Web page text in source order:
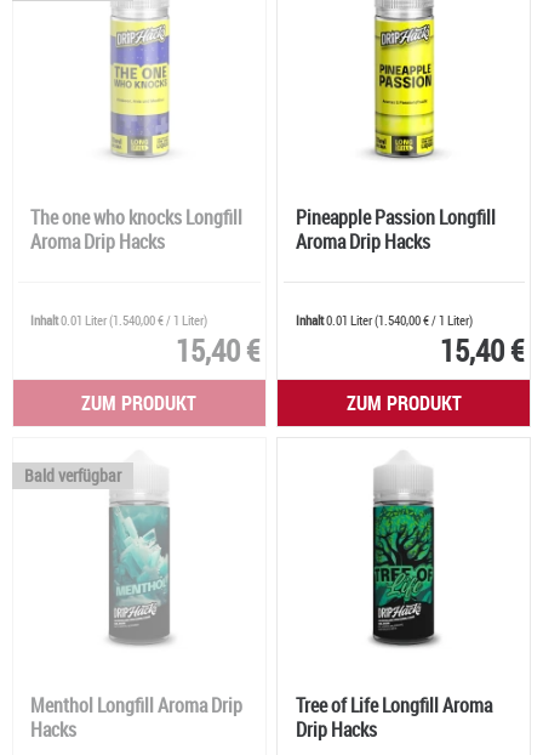
The one who knocks Longfill
Aroma Drip Hacks
Inhalt0.01 Liter(1.540,00 €/ 1 Liter)
15,40 €
ZUM PRODUKT
Pineapple Passion Longfill
Aroma Drip Hacks
Inhalt0.01 Liter(1.540,00 €/ 1 Liter)
15,40 €
ZUM PRODUKT
Bald verfügbar
Menthol Longfill Aroma Drip
Hacks
Tree of Life Longfill Aroma
Drip Hacks